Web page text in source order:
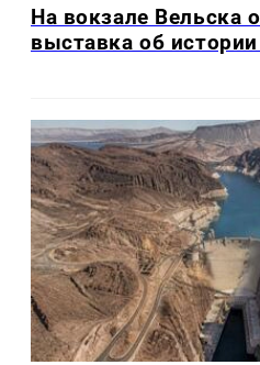
На вокзале Вельска
выставка об истории